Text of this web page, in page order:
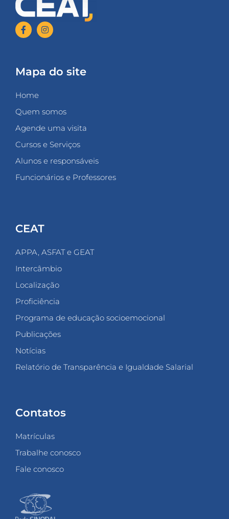
Mapa do site
Home
Quem somos
Agende uma visita
Cursos e Serviços
Alunos e responsáveis
Funcionários e Professores
CEAT
APPA, ASFAT e GEAT
Intercâmbio
Localização
Proficiência
Programa de educação socioemocional
Publicações
Notícias
Relatório de Transparência e Igualdade Salarial
Contatos
Matrículas
Trabalhe conosco
Fale conosco